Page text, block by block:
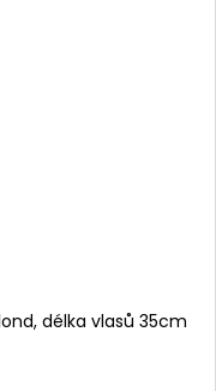
délka vlasů 35cm